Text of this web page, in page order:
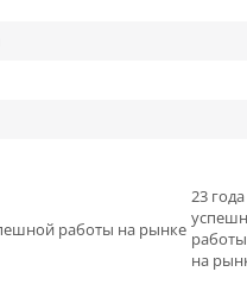
23 года
работы
на